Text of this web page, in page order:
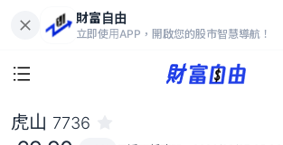
財富自由
立即使用APP，開啟您的股市智慧導航！
69.90
0%
虎山 7736